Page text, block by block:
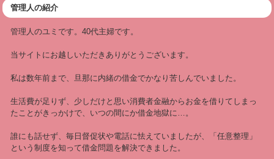
管理人の紹介
管理人のユミです。40代主婦です。
当サイトにお越しいただきありがとうございます。
私は数年前まで、旦那に内緒の借金でかなり苦しんでいました。
生活費が足りず、少しだけと思い消費者金融からお金を借りてしまっ
たことがきっかけで、いつの間にか借金地獄に…。
誰にも話せず、毎日督促状や電話に怯えていましたが、「任意整理」
という制度を知って借金問題を解決できました。